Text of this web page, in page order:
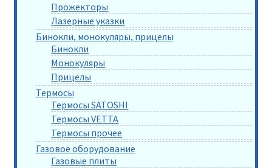
Прожекторы
Лазерные указки
Бинокли, монокуляры, прицелы
Бинокли
Монокуляры
Прицелы
Термосы
Термосы SATOSHI
Термосы VETTA
Термосы прочее
Газовое оборудование
Газовые плиты